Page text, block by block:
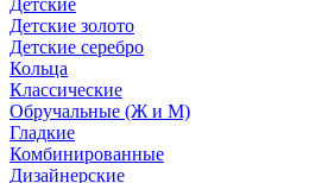
Детские
Детские золото
Детские серебро
Кольца
Классические
Обручальные (Ж и М)
Гладкие
Комбинированные
Дизайнерские